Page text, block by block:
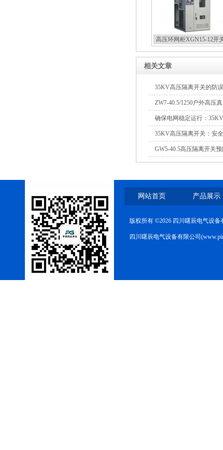
高压环网柜XGN15-12开
相关文章
35KV高压隔离开关的防
ZW7-40.5/1250户外高压
确保电网稳定运行：
35KV高压隔离开关：安
GW5-40.5高压隔离开关
网站首页 产品展示
版权所有 ©2026 四川曙辰电气设
四川曙辰电气设备有限公司